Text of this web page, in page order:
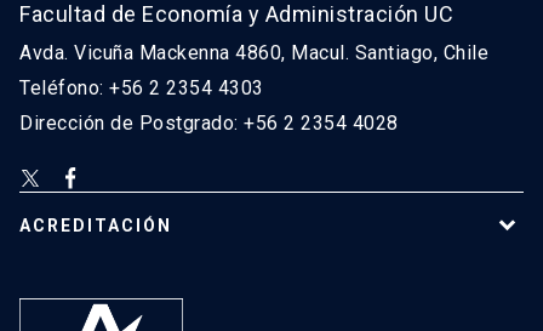
Facultad de Economía y Administración UC
Avda. Vicuña Mackenna 4860, Macul. Santiago, Chile
Teléfono: +56 2 2354 4303
Dirección de Postgrado: +56 2 2354 4028
ACREDITACIÓN